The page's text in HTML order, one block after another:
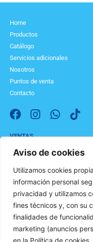
Aviso de cookies
Utilizamos cookies
información personal
privacidad y utilizamos
fines técnicos y, con su
finalidades de
marketing (anuncios
en la Política de
Home
Productos
Catálogo
Servicios adicionales
Nosotros
Puntos de venta
Contacto
F
c
e
b
o
o
k
I
s
t
a
g
r
a
m
W
a
t
s
a
p
p
T
k
t
o
k
VENTAS
Tel: 667 754 1717 | Whatsapp:
Aviso de privacidad
Términos y condiciones
Política de cookies